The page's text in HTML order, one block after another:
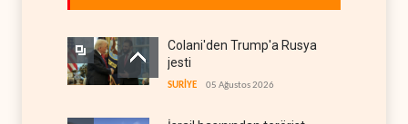
Colani'den Trump'a Rusya
jesti
SURİYE 05 Ağustos 2026